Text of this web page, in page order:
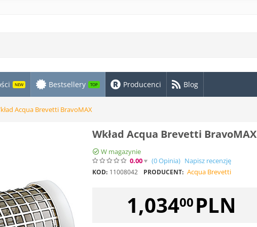
NEW Bestsellery TOP Producenci Blog
Acqua Brevetti BravoMAX
Wkład Acqua Brevetti BravoMAX
W magazynie
0.00
(0Opinia) Napisz recenzję
KOD: 11008042 PRODUCENT: Acqua Brevetti
1,03400 PLN